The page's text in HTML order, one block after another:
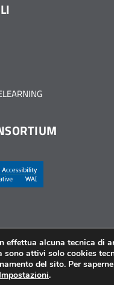
Commercialisti e degli
i diritti riservati –
effettua alcuna tecnica di
sono attivi solo cookies
del sito. Per
Impostazioni.